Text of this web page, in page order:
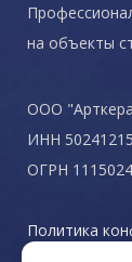
на объекты
ООО
ИНН
ОГРН
Политика